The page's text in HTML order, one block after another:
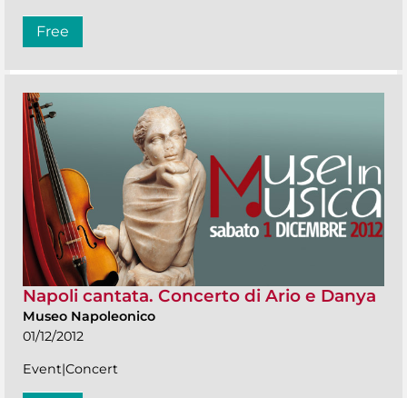
Free
Napoli cantata. Concerto di Ario e Danya
Museo Napoleonico
01/12/2012
Event|Concert